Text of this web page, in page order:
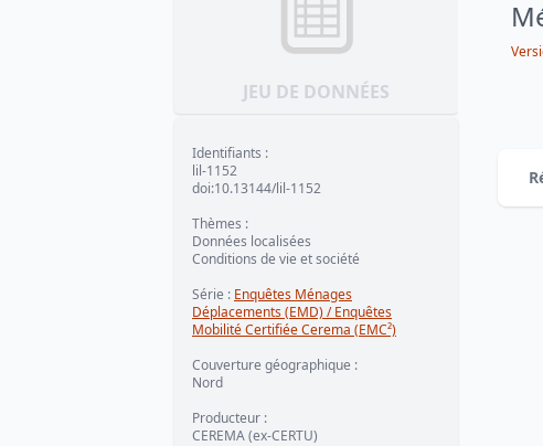
JEU DE DONNÉES
Identifiants :
lil-1152
doi:10.13144/lil-1152
Thèmes :
Données localisées
Conditions de vie et société
Série : Enquêtes Ménages
Déplacements (EMD) / Enquêtes
Mobilité Certifiée Cerema (EMC²)
Couverture géographique :
Nord
Producteur :
CEREMA (ex-CERTU)